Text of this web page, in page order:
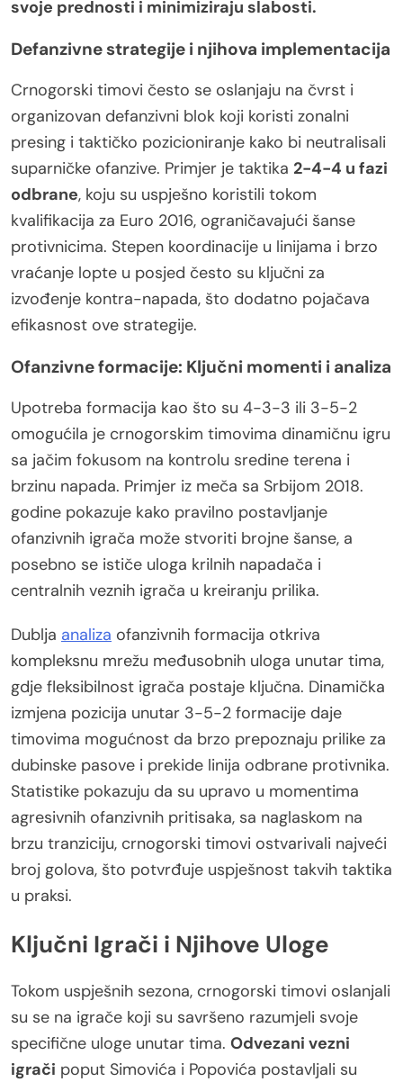
svoje prednosti i minimiziraju slabosti.
Defanzivne strategije i njihova implementacija
Crnogorski timovi često se oslanjaju na čvrst i
organizovan defanzivni blok koji koristi zonalni
presing i taktičko pozicioniranje kako bi neutralisali
suparničke ofanzive. Primjer je taktika 2-4-4 u fazi
odbrane, koju su uspješno koristili tokom
kvalifikacija za Euro 2016, ograničavajući šanse
protivnicima. Stepen koordinacije u linijama i brzo
vraćanje lopte u posjed često su ključni za
izvođenje kontra-napada, što dodatno pojačava
efikasnost ove strategije.
Ofanzivne formacije: Ključni momenti i analiza
Upotreba formacija kao što su 4-3-3 ili 3-5-2
omogućila je crnogorskim timovima dinamičnu igru
sa jačim fokusom na kontrolu sredine terena i
brzinu napada. Primjer iz meča sa Srbijom 2018.
godine pokazuje kako pravilno postavljanje
ofanzivnih igrača može stvoriti brojne šanse, a
posebno se ističe uloga krilnih napadača i
centralnih veznih igrača u kreiranju prilika.
Dublja analiza ofanzivnih formacija otkriva
kompleksnu mrežu međusobnih uloga unutar tima,
gdje fleksibilnost igrača postaje ključna. Dinamička
izmjena pozicija unutar 3-5-2 formacije daje
timovima mogućnost da brzo prepoznaju prilike za
dubinske pasove i prekide linija odbrane protivnika.
Statistike pokazuju da su upravo u momentima
agresivnih ofanzivnih pritisaka, sa naglaskom na
brzu tranziciju, crnogorski timovi ostvarivali najveći
broj golova, što potvrđuje uspješnost takvih taktika
u praksi.
Ključni Igrači i Njihove Uloge
Tokom uspješnih sezona, crnogorski timovi oslanjali
su se na igrače koji su savršeno razumjeli svoje
specifične uloge unutar tima. Odvezani vezni
igrači poput Simovića i Popovića postavljali su